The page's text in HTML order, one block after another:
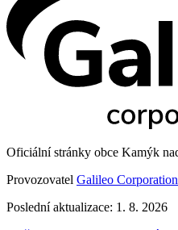
Oficiální stránky obce Kamýk
Provozovatel Galileo
Poslední aktualizace: 1. 8. 2026